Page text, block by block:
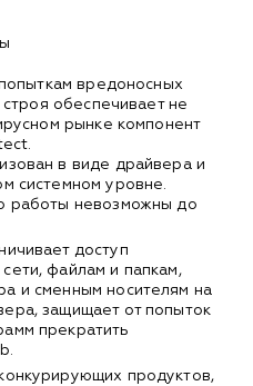
вредоносных
обеспечивает не
рынке компонент
в виде драйвера и
системном уровне.
работы невозможны до
доступ
файлам и папкам,
и сменным носителям на
защищает от попыток
прекратить
продуктов,